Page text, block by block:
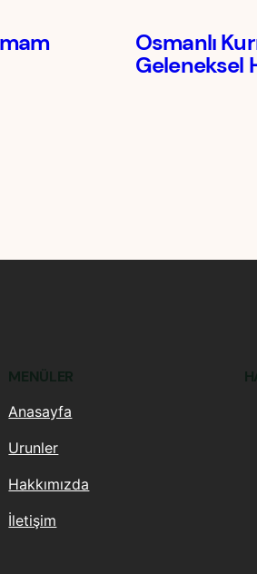
Osmanlı
Geleneksel
MENÜLER
Anasayfa
Urunler
Hakkımızda
İletişim